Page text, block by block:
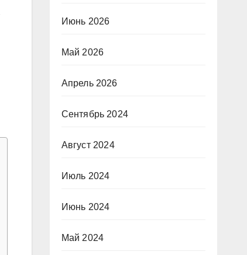
Июнь 2026
Май 2026
Апрель 2026
Сентябрь 2024
Август 2024
Июль 2024
Июнь 2024
Май 2024